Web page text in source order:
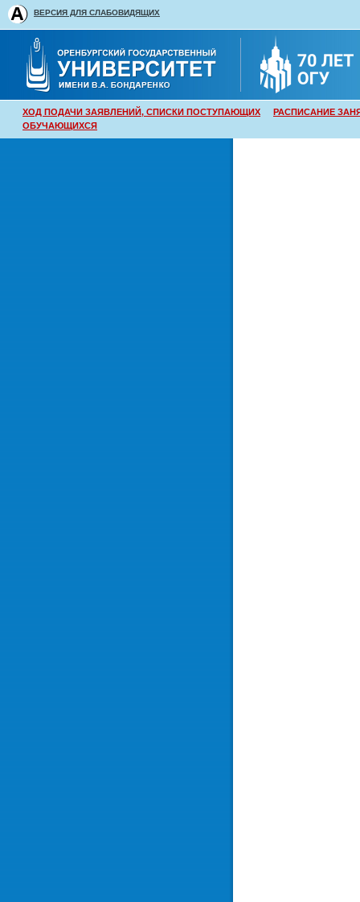
ВЕРСИЯ ДЛЯ СЛАБОВИДЯЩИХ
ХОД ПОДАЧИ ЗАЯВЛЕНИЙ, СПИСКИ ПОСТУПАЮЩИХ
РАСПИСАНИЕ
ОБУЧАЮЩИХСЯ